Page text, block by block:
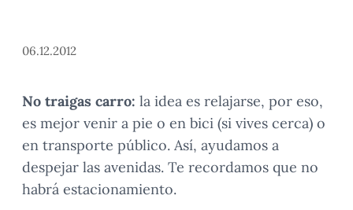
06.12.2012
No traigas carro: la idea es relajarse, por eso,
es mejor venir a pie o en bici (si vives cerca) o
en transporte público. Así, ayudamos a
despejar las avenidas. Te recordamos que no
habrá estacionamiento.